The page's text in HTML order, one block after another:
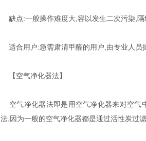
缺点:一般操作难度大,容以发生二次污染,隔
适合用户:急需肃清甲醛的用户,由专业人员
【空气净化器法】
空气净化器法即是用空气净化器来对空气
法,因为一般的空气净化器都是通过活性炭过